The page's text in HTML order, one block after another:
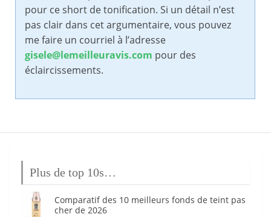
pour ce short de tonification. Si un détail n’est
pas clair dans cet argumentaire, vous pouvez
me faire un courriel à l’adresse
gisele@lemeilleuravis.com pour des
éclaircissements.
Plus de top 10s…
Comparatif des 10 meilleurs fonds de teint pas
cher de 2026